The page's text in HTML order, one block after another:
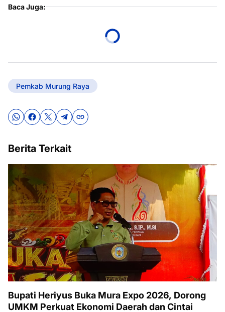
Baca Juga:
Pemkab Murung Raya
Berita Terkait
Bupati Heriyus Buka Mura Expo 2026, Dorong
UMKM Perkuat Ekonomi Daerah dan Cintai